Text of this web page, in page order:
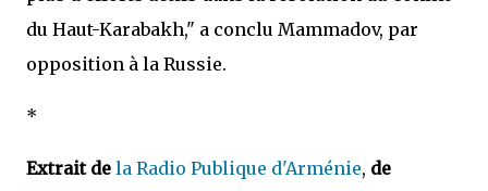
du Haut-Karabakh," a conclu Mammadov, par
opposition à la Russie.
*
Extrait de la Radio Publique d'Arménie, de